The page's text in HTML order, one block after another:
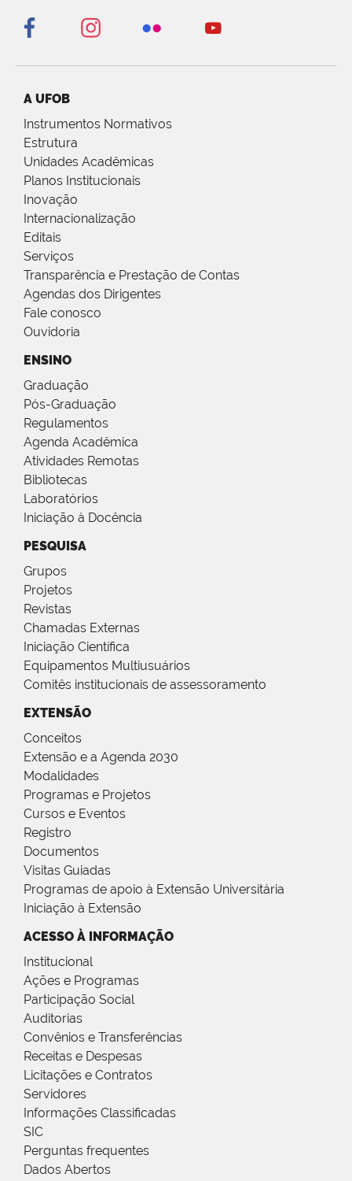
A UFOB
Instrumentos Normativos
Estrutura
Unidades Acadêmicas
Planos Institucionais
Inovação
Internacionalização
Editais
Serviços
Transparência e Prestação de Contas
Agendas dos Dirigentes
Fale conosco
Ouvidoria
ENSINO
Graduação
Pós-Graduação
Regulamentos
Agenda Acadêmica
Atividades Remotas
Bibliotecas
Laboratórios
Iniciação à Docência
PESQUISA
Grupos
Projetos
Revistas
Chamadas Externas
Iniciação Científica
Equipamentos Multiusuários
Comitês institucionais de assessoramento
EXTENSÃO
Conceitos
Extensão e a Agenda 2030
Modalidades
Programas e Projetos
Cursos e Eventos
Registro
Documentos
Visitas Guiadas
Programas de apoio à Extensão Universitária
Iniciação à Extensão
ACESSO À INFORMAÇÃO
Institucional
Ações e Programas
Participação Social
Auditorias
Convênios e Transferências
Receitas e Despesas
Licitações e Contratos
Servidores
Informações Classificadas
SIC
Perguntas frequentes
Dados Abertos